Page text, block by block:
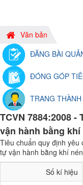
Văn bản
ĐĂNG BÀI
ĐÓNG GÓP
TRANG THÀNH
TCVN 7884:2008
vận hành bằng khí
Tiêu chuẩn quy định
tự vận hành bằng khí nén
Số kí hiệu